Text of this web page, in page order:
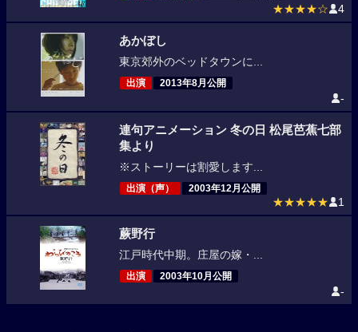
★★★★☆ 4
あかぼし
東京郊外のベッドタウンに...
出演 2013年8月公開
-
連句アニメーション 冬の日 松尾芭蕉七部
集より
※ストーリーは割愛します...
出演（声） 2003年12月公開
★★★★★ 1
蕨野行
江戸時代中期。庄屋の嫁・...
出演 2003年10月公開
-